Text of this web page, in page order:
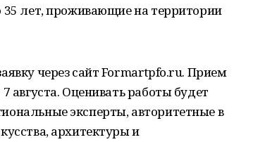
35 лет, проживающие на территории
через сайт Formartpfo.ru. Прием
августа. Оценивать работы будет
эксперты, авторитетные в
архитектуры и